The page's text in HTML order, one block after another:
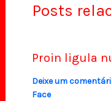
Posts
Proin ligula
Deixe um
Face